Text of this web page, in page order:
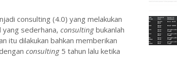
consulting (4.0) yang melakukan
yang sederhana, consultingbukanlah
itu dilakukan bahkan memberikan
consulting 5 tahun lalu ketika